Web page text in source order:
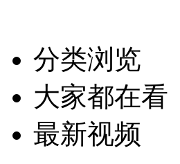
分类浏览
大家都在看
最新视频